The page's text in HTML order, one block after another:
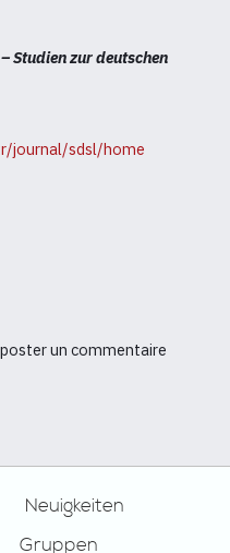
Studien zur deutschen
journal/sdsl/home
un commentaire
Neuigkeiten
Gruppen